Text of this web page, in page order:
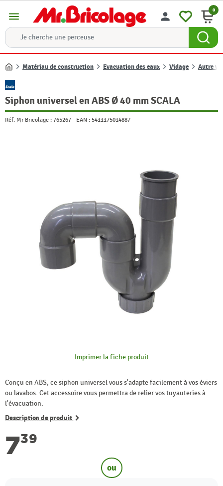
menu person 0
Accueil
Matériau de construction Evacuation des eaux Vidage Autre
Siphon universel en ABS Ø 40 mm SCALA
Réf. Mr Bricolage : 765267 - EAN : 5411175014887
Imprimer la fiche produit
Conçu en ABS, ce siphon universel vous s'adapte facilement à vos éviers
ou lavabos. Cet accessoire vous permettra de relier vos tuyauteries à
l'évacuation.
Description de produit
739
ou